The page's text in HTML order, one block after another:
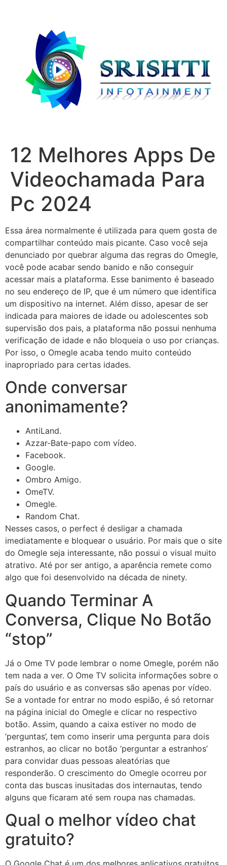
12 Melhores Apps De
Videochamada Para
Pc 2024
Essa área normalmente é utilizada para quem gosta de
compartilhar conteúdo mais picante. Caso você seja
denunciado por quebrar alguma das regras do Omegle,
você pode acabar sendo banido e não conseguir
acessar mais a plataforma. Esse banimento é baseado
no seu endereço de IP, que é um número que identifica
um dispositivo na internet. Além disso, apesar de ser
indicada para maiores de idade ou adolescentes sob
supervisão dos pais, a plataforma não possui nenhuma
verificação de idade e não bloqueia o uso por crianças.
Por isso, o Omegle acaba tendo muito conteúdo
inapropriado para certas idades.
Onde conversar
anonimamente?
AntiLand.
Azzar-Bate-papo com vídeo.
Facebook.
Google.
Ombro Amigo.
OmeTV.
Omegle.
Random Chat.
Nesses casos, o perfect é desligar a chamada
imediatamente e bloquear o usuário. Por mais que o site
do Omegle seja interessante, não possui o visual muito
atrativo. Até por ser antigo, a aparência remete como
algo que foi desenvolvido na década de ninety.
Quando Terminar A
Conversa, Clique No Botão
“stop”
Já o Ome TV pode lembrar o nome Omegle, porém não
tem nada a ver. O Ome TV solicita informações sobre o
país do usuário e as conversas são apenas por vídeo.
Se a vontade for entrar no modo espião, é só retornar
na página inicial do Omegle e clicar no respectivo
botão. Assim, quando a caixa estiver no modo de
‘perguntas’, tem como inserir uma pergunta para dois
estranhos, ao clicar no botão ‘perguntar a estranhos’
para convidar duas pessoas aleatórias que
responderão. O crescimento do Omegle ocorreu por
conta das buscas inusitadas dos internautas, tendo
alguns que ficaram até sem roupa nas chamadas.
Qual o melhor vídeo chat
gratuito?